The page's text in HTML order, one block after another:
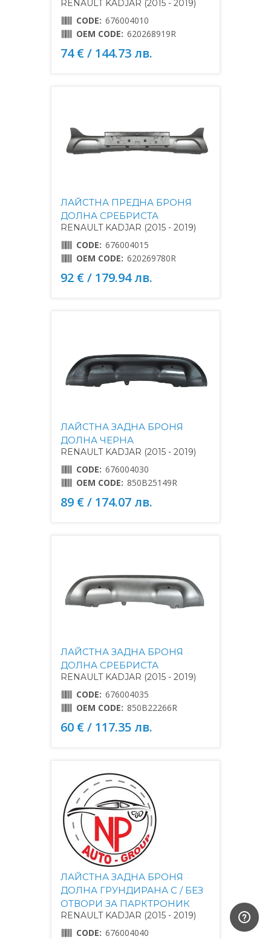
RENAULT KADJAR (2015 - 2019)
CODE: 676004010
OEM CODE: 620268919R
74 € / 144.73 лв.
ЛАЙСТНА ПРЕДНА БРОНЯ
ДОЛНА СРЕБРИСТА
RENAULT KADJAR (2015 - 2019)
CODE: 676004015
OEM CODE: 620269780R
92 € / 179.94 лв.
ЛАЙСТНА ЗАДНА БРОНЯ
ДОЛНА ЧЕРНА
RENAULT KADJAR (2015 - 2019)
CODE: 676004030
OEM CODE: 850B25149R
89 € / 174.07 лв.
ЛАЙСТНА ЗАДНА БРОНЯ
ДОЛНА СРЕБРИСТА
RENAULT KADJAR (2015 - 2019)
CODE: 676004035
OEM CODE: 850B22266R
60 € / 117.35 лв.
ЛАЙСТНА ЗАДНА БРОНЯ
ДОЛНА ГРУНДИРАНА С / БЕЗ
ОТВОРИ ЗА ПАРКТРОНИК
RENAULT KADJAR (2015 - 2019)
CODE: 676004040